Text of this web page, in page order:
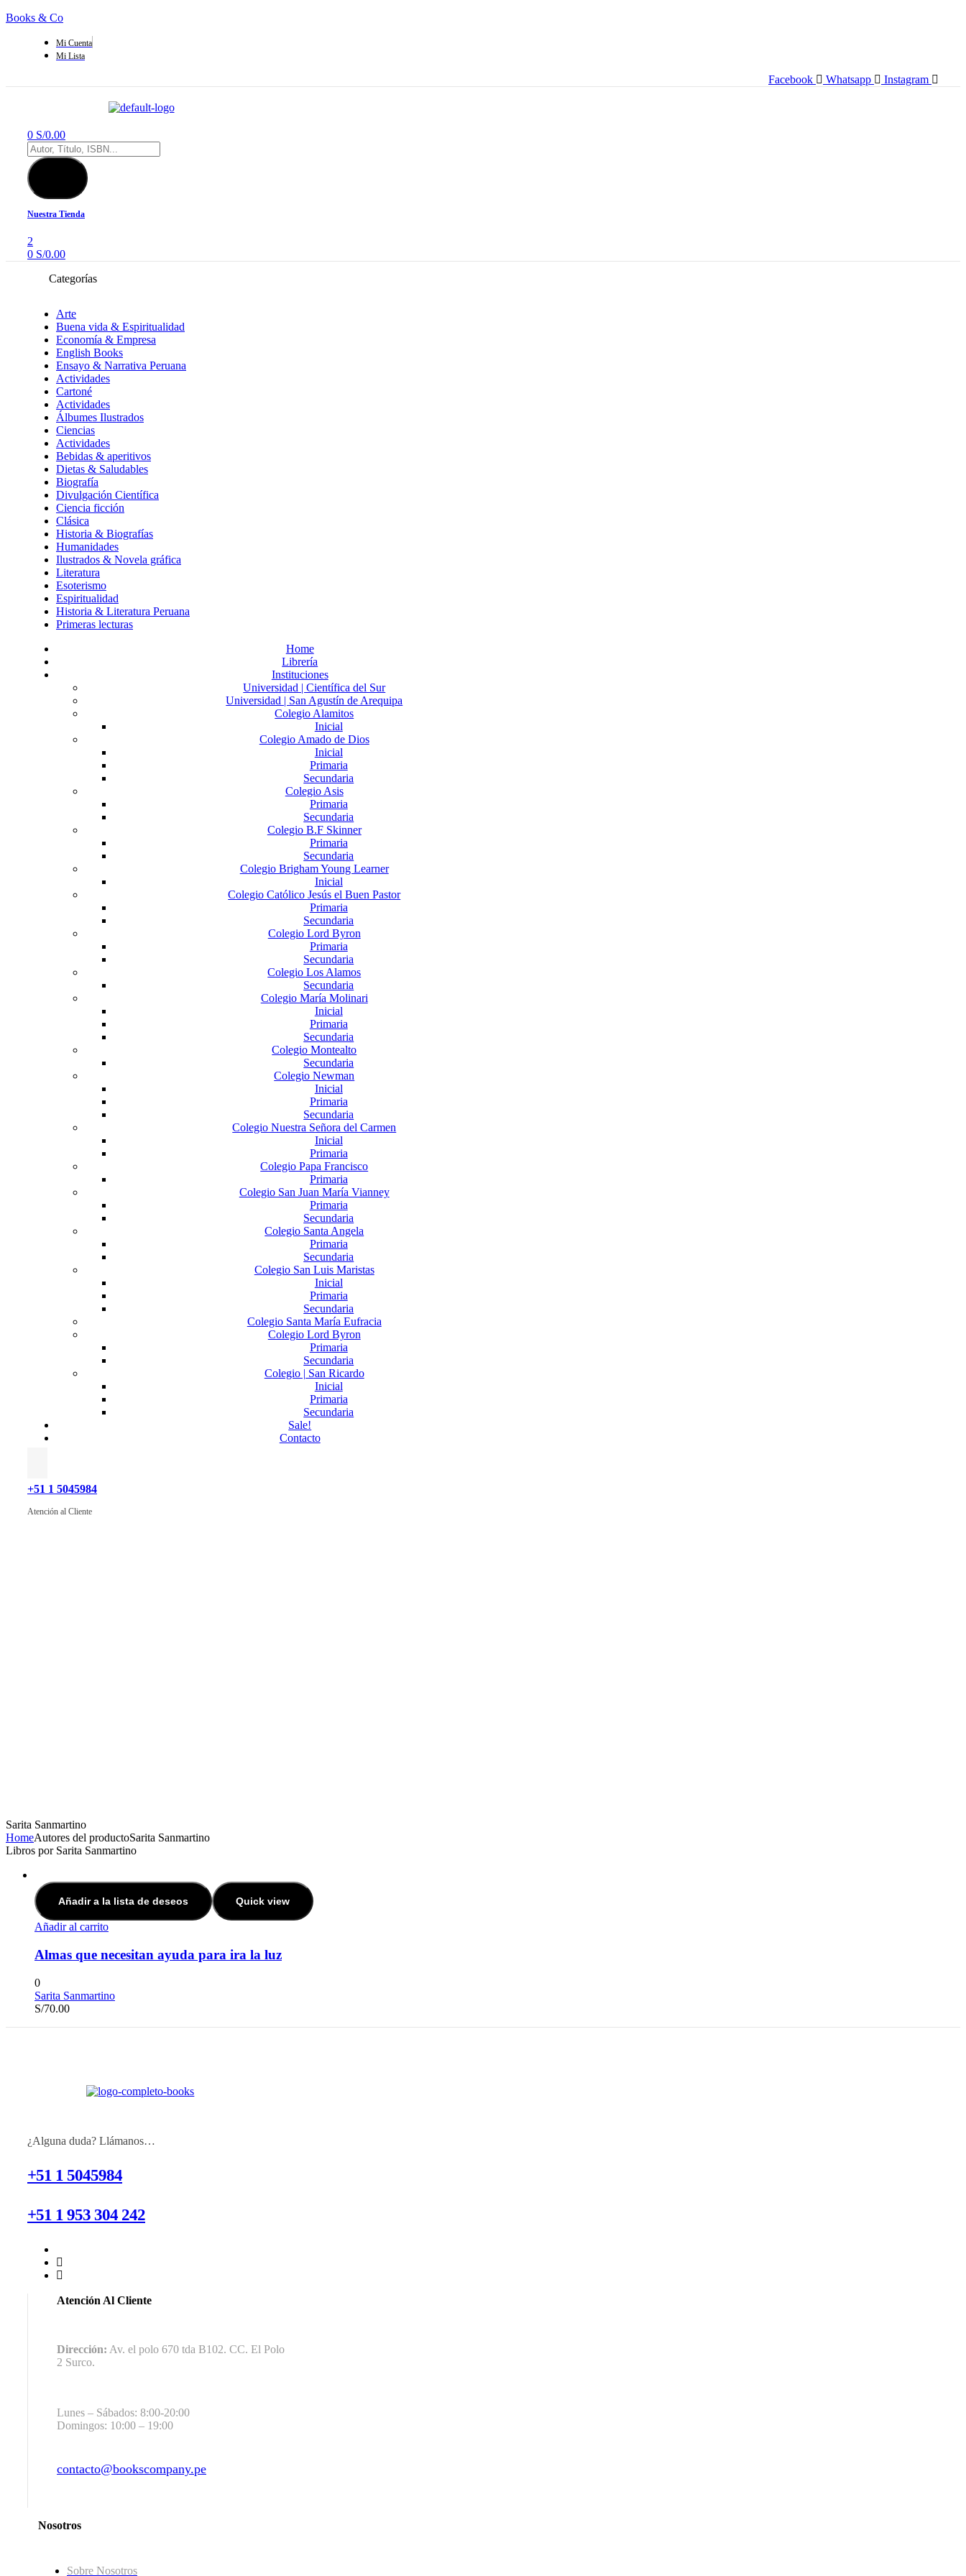
Books & Co
Mi Cuenta
Mi Lista
Facebook Whatsapp Instagram
0 S/0.00
Búsqueda
de
productos
Nuestra Tienda
2
0 S/0.00
Categorías
Arte
Buena vida & Espiritualidad
Economía & Empresa
English Books
Ensayo & Narrativa Peruana
Actividades
Cartoné
Actividades
Álbumes Ilustrados
Ciencias
Actividades
Bebidas & aperitivos
Dietas & Saludables
Biografía
Divulgación Científica
Ciencia ficción
Clásica
Historia & Biografías
Humanidades
Ilustrados & Novela gráfica
Literatura
Esoterismo
Espiritualidad
Historia & Literatura Peruana
Primeras lecturas
Home
Librería
Instituciones
Universidad | Científica del Sur
Universidad | San Agustín de Arequipa
Colegio Alamitos
Inicial
Colegio Amado de Dios
Inicial
Primaria
Secundaria
Colegio Asis
Primaria
Secundaria
Colegio B.F Skinner
Primaria
Secundaria
Colegio Brigham Young Learner
Inicial
Colegio Católico Jesús el Buen Pastor
Primaria
Secundaria
Colegio Lord Byron
Primaria
Secundaria
Colegio Los Alamos
Secundaria
Colegio María Molinari
Inicial
Primaria
Secundaria
Colegio Montealto
Secundaria
Colegio Newman
Inicial
Primaria
Secundaria
Colegio Nuestra Señora del Carmen
Inicial
Primaria
Colegio Papa Francisco
Primaria
Colegio San Juan María Vianney
Primaria
Secundaria
Colegio Santa Angela
Primaria
Secundaria
Colegio San Luis Maristas
Inicial
Primaria
Secundaria
Colegio Santa María Eufracia
Colegio Lord Byron
Primaria
Secundaria
Colegio | San Ricardo
Inicial
Primaria
Secundaria
Sale!
Contacto
+51 1 5045984
Atención al Cliente
Sarita Sanmartino
HomeAutores del productoSarita Sanmartino
Libros por Sarita Sanmartino
Añadir a la lista de deseos Quick view
Añadir al carrito
Almas que necesitan ayuda para ira la luz
0
Sarita Sanmartino
S/70.00
¿Alguna duda? Llámanos…
+51 1 5045984
+51 1 953 304 242
Atención Al Cliente
Dirección: Av. el polo 670 tda B102. CC. El Polo
2 Surco.
Lunes – Sábados: 8:00-20:00
Domingos: 10:00 – 19:00
contacto@bookscompany.pe
Nosotros
Sobre Nosotros